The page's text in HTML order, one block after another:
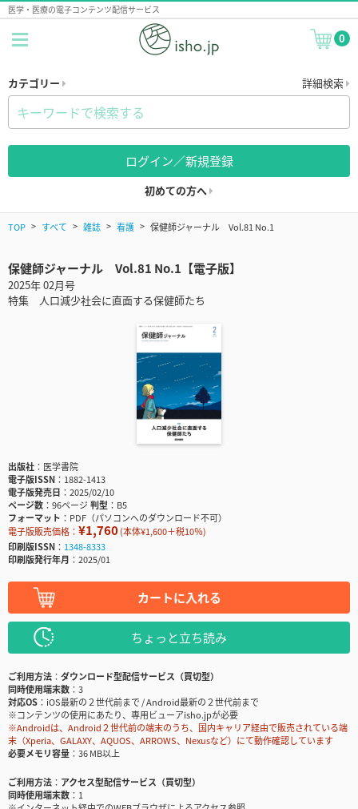
医学・医療の電子コンテンツ配信サービス
0
カテゴリー 詳細検索
ログイン／新規登録
初めての方へ
TOP すべて 雑誌 看護 保健師ジャーナル Vol.81 No.1
保健師ジャーナル Vol.81 No.1【電子版】
2025年 02月号
特集 人口減少社会に直面する保健師たち
出版社
医学書院
電子版ISSN
1882-1413
電子版発売日
2025/02/10
ページ数
96ページ判型
B5
フォーマット
PDF（パソコンへのダウンロード不可）
電子版販売価格： ¥1,760(本体¥1,600＋税10％)
印刷版ISSN
1348-8333
印刷版発行年月
2025/01
カートに入れる
ちょっと立ち読み
ご利用方法
ダウンロード型配信サービス（買切型）
同時使用端末数
3
対応OS
iOS最新の２世代前まで / Android最新の２世代前まで
※コンテンツの使用にあたり、専用ビューアisho.jpが必要
※Androidは、Android２世代前の端末のうち、国内キャリア経由で販売されている端
末（Xperia、GALAXY、AQUOS、ARROWS、Nexusなど）にて動作確認しています
必要メモリ容量
36 MB以上
ご利用方法
アクセス型配信サービス（買切型）
同時使用端末数
1